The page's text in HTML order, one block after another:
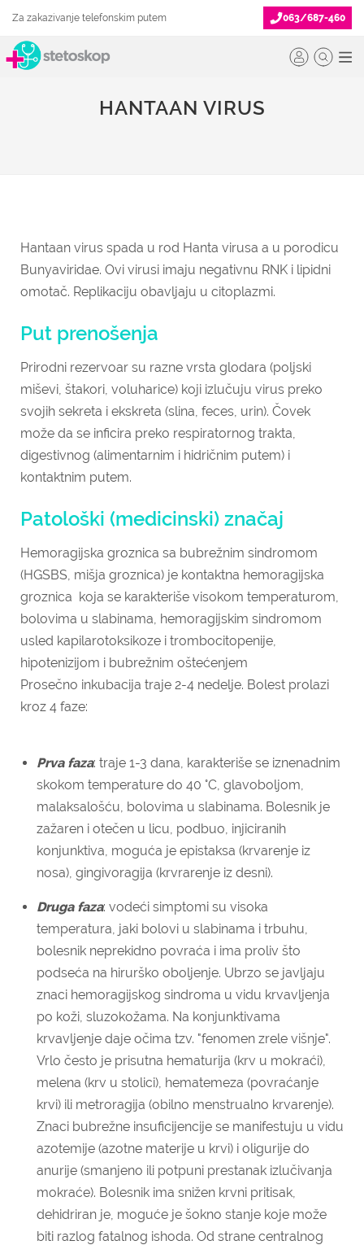
Za zakazivanje telefonskim putem 063/687-460
HANTAAN VIRUS
Hantaan virus spada u rod Hanta virusa a u porodicu
Bunyaviridae. Ovi virusi imaju negativnu RNK i lipidni
omotač. Replikaciju obavljaju u citoplazmi.
Put prenošenja
Prirodni rezervoar su razne vrsta glodara (poljski
miševi, štakori, voluharice) koji izlučuju virus preko
svojih sekreta i ekskreta (slina, feces, urin). Čovek
može da se inficira preko respiratornog trakta,
digestivnog (alimentarnim i hidričnim putem) i
kontaktnim putem.
Patološki (medicinski) značaj
Hemoragijska groznica sa bubrežnim sindromom
(HGSBS, mišja groznica) je kontaktna hemoragijska
groznica koja se karakteriše visokom temperaturom,
bolovima u slabinama, hemoragijskim sindromom
usled kapilarotoksikoze i trombocitopenije,
hipotenizijom i bubrežnim oštećenjem
Prosečno inkubacija traje 2-4 nedelje. Bolest prolazi
kroz 4 faze:
Prva faza: traje 1-3 dana, karakteriše se iznenadnim
skokom temperature do 40 °C, glavoboljom,
malaksalošću, bolovima u slabinama. Bolesnik je
zažaren i otečen u licu, podbuo, injiciranih
konjunktiva, moguća je epistaksa (krvarenje iz
nosa), gingivoragija (krvrarenje iz desni).
Druga faza: vodeći simptomi su visoka
temperatura, jaki bolovi u slabinama i trbuhu,
bolesnik neprekidno povraća i ima proliv što
podseća na hirurško oboljenje. Ubrzo se javljaju
znaci hemoragijskog sindroma u vidu krvavljenja
po koži, sluzokožama. Na konjunktivama
krvavljenje daje očima tzv. "fenomen zrele višnje".
Vrlo često je prisutna hematurija (krv u mokraći),
melena (krv u stolici), hematemeza (povraćanje
krvi) ili metroragija (obilno menstrualno krvarenje).
Znaci bubrežne insuficijencije se manifestuju u vidu
azotemije (azotne materije u krvi) i oligurije do
anurije (smanjeno ili potpuni prestanak izlučivanja
mokraće). Bolesnik ima snižen krvni pritisak,
dehidriran je, moguće je šokno stanje koje može
biti razlog fatalnog ishoda. Od strane centralnog